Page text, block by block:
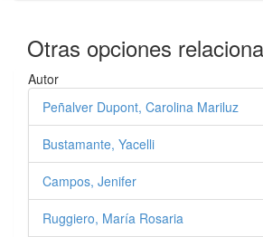
Otras opciones
Autor
Peñalver Dupont, Carolina Mariluz
Bustamante, Yacelli
Campos, Jenifer
Ruggiero, María Rosaria